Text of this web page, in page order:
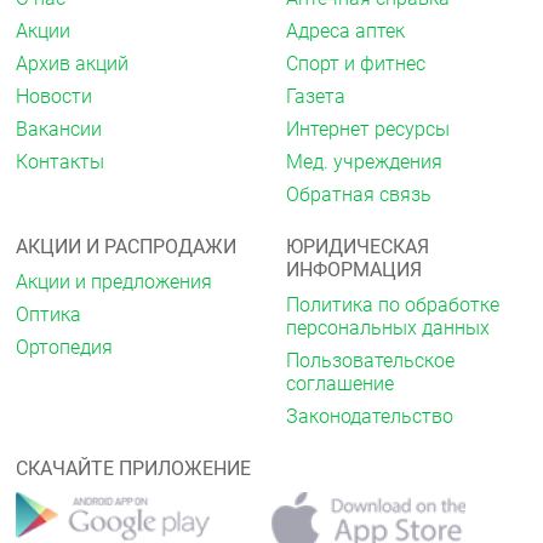
возможен повторный прием.
Противопоказания
Индивидуальная непереносимость компонентов,
беременность, кормление грудью.
Особые указания
Биологически активная добавка (БАД) к пище.
Не является лекарственным средством.
Перед применением рекомендуется
проконсультироваться с врачом.
Условия хранения
Хранить в сухом, недоступном для детей месте, при
температуре не выше +25 °С.
3 года.
Акции
Архив акций
Новости
Вакансии
Контакты
Адреса аптек
Спорт и фитнес
Газета
Интернет ресурсы
Мед. учреждения
Обратная связь
АКЦИИ И РАСПРОДАЖИ
Акции и предложения
Оптика
Ортопедия
ЮРИДИЧЕСКАЯ
ИНФОРМАЦИЯ
Политика по обработке
персональных данных
Пользовательское
соглашение
Законодательство
СКАЧАЙТЕ ПРИЛОЖЕНИЕ